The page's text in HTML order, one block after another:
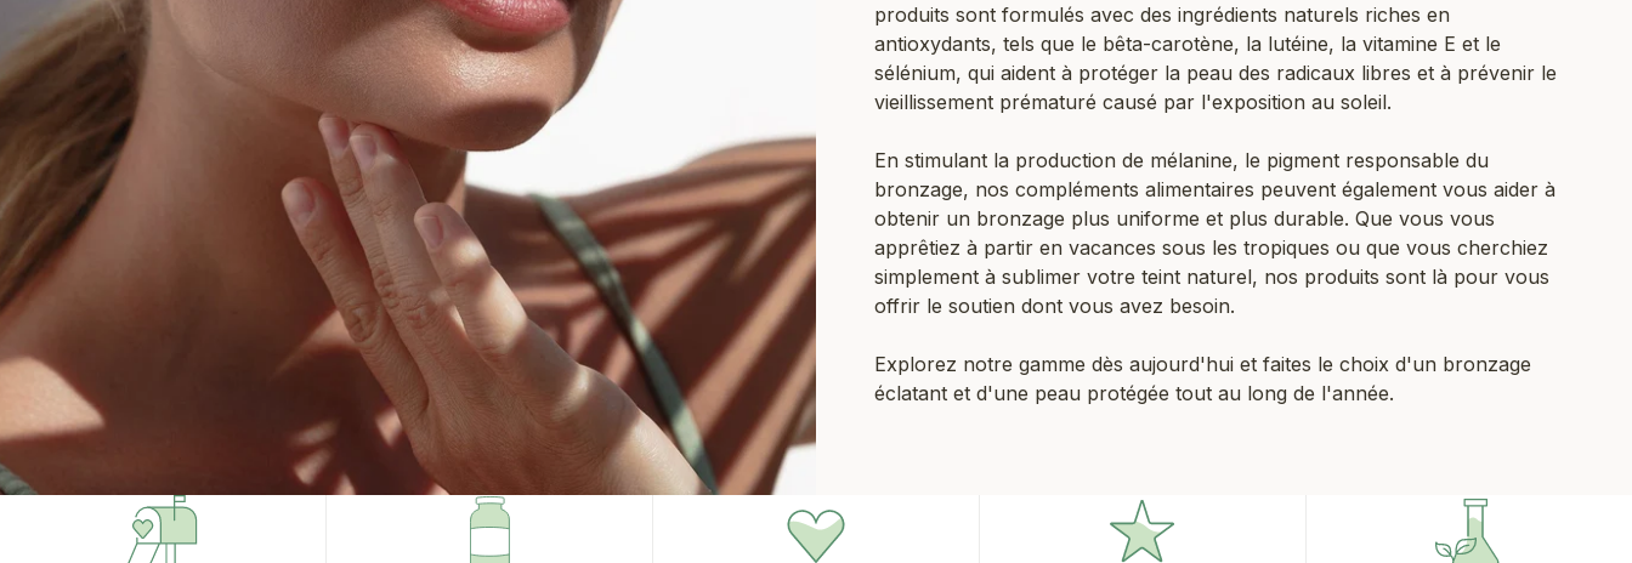
produits sont formulés avec des ingrédients naturels riches en
antioxydants, tels que le bêta-carotène, la lutéine, la vitamine E et le
sélénium, qui aident à protéger la peau des radicaux libres et à prévenir le
vieillissement prématuré causé par l'exposition au soleil.
En stimulant la production de mélanine, le pigment responsable du
bronzage, nos compléments alimentaires peuvent également vous aider à
obtenir un bronzage plus uniforme et plus durable. Que vous vous
apprêtiez à partir en vacances sous les tropiques ou que vous cherchiez
simplement à sublimer votre teint naturel, nos produits sont là pour vous
offrir le soutien dont vous avez besoin.
Explorez notre gamme dès aujourd'hui et faites le choix d'un bronzage
éclatant et d'une peau protégée tout au long de l'année.